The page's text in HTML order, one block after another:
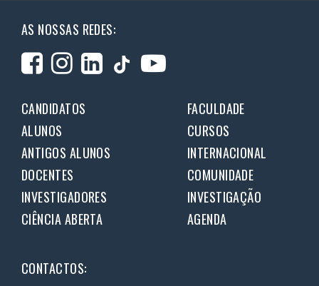
AS NOSSAS REDES:
CANDIDATOS
FACULDADE
ALUNOS
CURSOS
ANTIGOS ALUNOS
INTERNACIONAL
DOCENTES
COMUNIDADE
INVESTIGADORES
INVESTIGAÇÃO
CIÊNCIA ABERTA
AGENDA
CONTACTOS: